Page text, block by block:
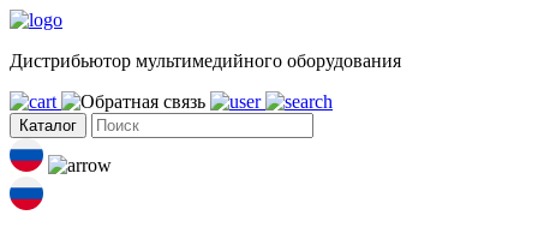
Дистрибьютор мультимедийного оборудования
Каталог